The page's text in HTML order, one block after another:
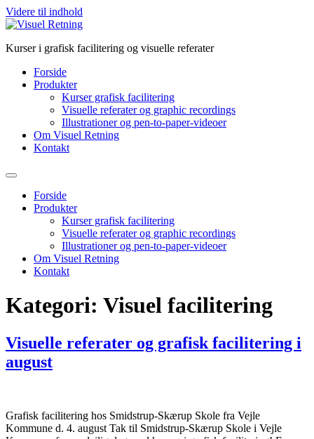
Videre til indhold
Kurser i grafisk facilitering og visuelle referater
Forside
Produkter
Kurser grafisk facilitering
Visuelle referater og graphic recordings
Illustrationer og pen-to-paper-videoer
Om Visuel Retning
Kontakt
Forside
Produkter
Kurser grafisk facilitering
Visuelle referater og graphic recordings
Illustrationer og pen-to-paper-videoer
Om Visuel Retning
Kontakt
Kategori: Visuel facilitering
Visuelle referater og grafisk facilitering i
august
Grafisk facilitering hos Smidstrup-Skærup Skole fra Vejle
Kommune d. 4. august Tak til Smidstrup-Skærup Skole i Vejle